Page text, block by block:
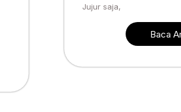
Jujur saja,
Baca